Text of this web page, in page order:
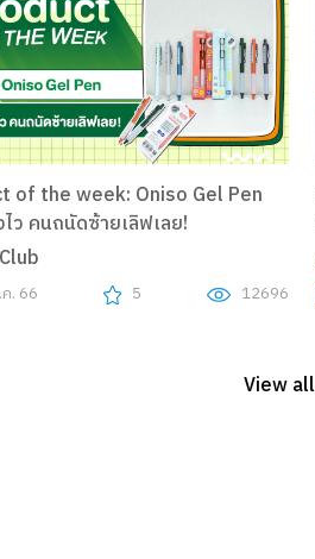
of the week: Oniso Gel Pen
ว คนถนัดซ้ายเลิฟเลย!
. 66 5 12696
View all